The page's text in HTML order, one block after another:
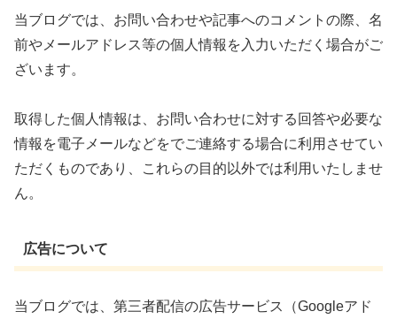
当ブログでは、お問い合わせや記事へのコメントの際、名
前やメールアドレス等の個人情報を入力いただく場合がご
ざいます。
取得した個人情報は、お問い合わせに対する回答や必要な
情報を電子メールなどをでご連絡する場合に利用させてい
ただくものであり、これらの目的以外では利用いたしませ
ん。
広告について
当ブログでは、第三者配信の広告サービス（Googleアド